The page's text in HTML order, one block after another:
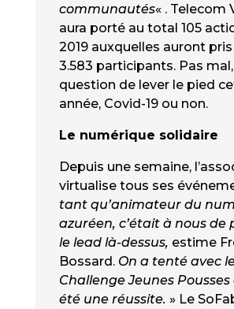
communautés« . Telecom
aura porté au total 105
2019 auxquelles auront
3.583 participants. Pas
question de lever le pied
année, Covid-19 ou non.
Le numérique solidaire
Depuis une semaine,
virtualise tous ses
tant qu’animateur du
azuréen, c’était à nous de
le lead là-dessus, estime
Bossard. On a tenté avec
Challenge Jeunes
été une réussite. » Le